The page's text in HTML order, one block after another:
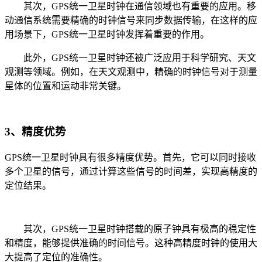
其次，GPS统一卫星时钟在通信领域也有重要的应用。移
动通信系统需要精确的时钟信号来同步数据传输，在这样的应
用场景下，GPS统一卫星时钟发挥着重要的作用。
此外，GPS统一卫星时钟还被广泛应用于科学研究、天文
观测等领域。例如，在天文观测中，精确的时钟信号对于测量
星体的位置和运动非常关键。
3、精度优势
GPS统一卫星时钟具有很多精度优势。首先，它可以同时接收
多个卫星的信号，通过计算这些信号的时间差，实现高精度的
定位结果。
其次，GPS统一卫星时钟搭载的原子钟具有极高的稳定性
和精度，能够提供准确的时间信号。这种高精度时钟的使用大
大提高了定位的准确性。